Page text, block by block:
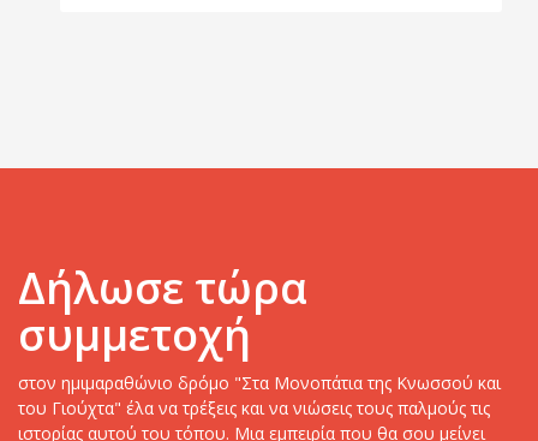
Δήλωσε τώρα
συμμετοχή
στον ημιμαραθώνιο δρόμο "Στα Μονοπάτια της Κνωσσού και
του Γιούχτα" έλα να τρέξεις και να νιώσεις τους παλμούς τις
ιστορίας αυτού του τόπου. Μια εμπειρία που θα σου μείνει